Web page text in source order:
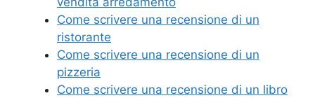
o
o
k
di
Come scrivere una recensione di un
ristorante
Come scrivere una recensione di un
pizzeria
Come scrivere una recensione di un libro